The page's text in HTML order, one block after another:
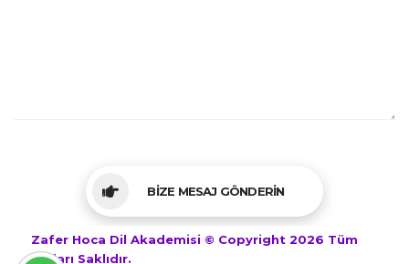
BİZE MESAJ GÖNDERİN
Zafer Hoca Dil Akademisi © Copyright 2026 Tüm
Hakları Saklıdır.